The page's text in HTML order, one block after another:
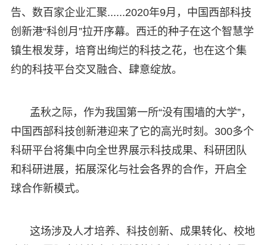
告、数百家企业汇聚......2020年9月，中国西部科技
创新港“科创月”拉开序幕。西迁的种子在这个智慧学
镇生根发芽，培育出绚烂的科技之花，也在这个集
约的科技平台交叉融合、肆意绽放。
孟秋之际，作为我国第一所“没有围墙的大学”，
中国西部科技创新港迎来了它的高光时刻。300多个
科研平台将集中向全世界展示科技成果、科研团队
和科研进展，拓展深化与社会各界的合作，开启全
球合作新模式。
这场涉及人才培养、科技创新、成果转化、校地